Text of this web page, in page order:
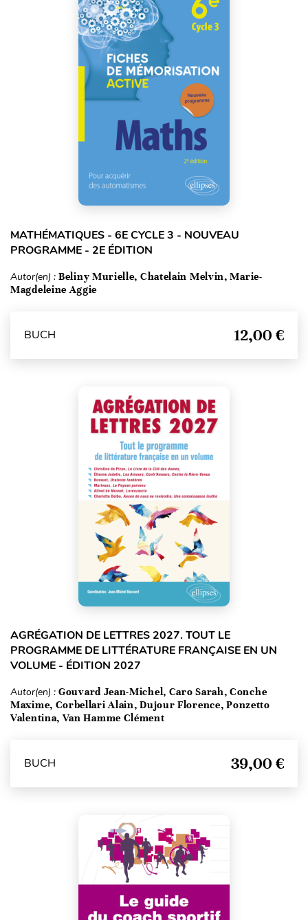
MATHÉMATIQUES - 6E CYCLE 3 - NOUVEAU
PROGRAMME - 2E ÉDITION
Autor(en) : Beliny Murielle, Chatelain Melvin, Marie-
Magdeleine Aggie
BUCH 12,00 €
AGRÉGATION DE LETTRES 2027. TOUT LE
PROGRAMME DE LITTÉRATURE FRANÇAISE EN UN
VOLUME - ÉDITION 2027
Autor(en) : Gouvard Jean-Michel, Caro Sarah, Conche
Maxime, Corbellari Alain, Dujour Florence, Ponzetto
Valentina, Van Hamme Clément
BUCH 39,00 €